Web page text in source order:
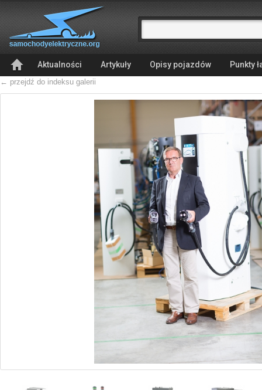
Aktualności Artykuły Opisy pojazdów Punkty
← przejdź do indeksu galerii